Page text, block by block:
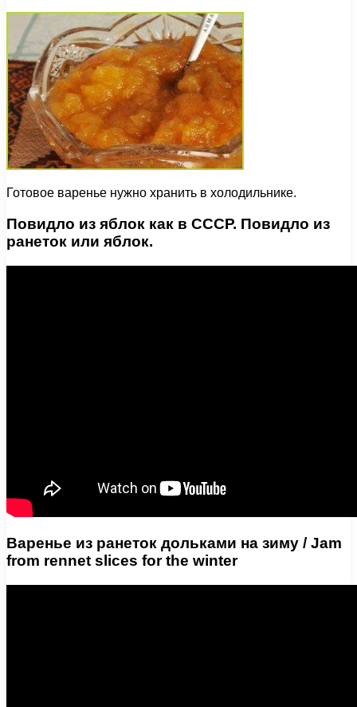
Готовое варенье нужно хранить в холодильнике.
Повидло из яблок как в СССР. Повидло из
ранеток или яблок.
Варенье из ранеток дольками на зиму / Jam
from rennet slices for the winter